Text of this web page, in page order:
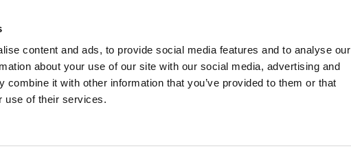
content and ads, to provide social media features and to analyse our
about your use of our site with our social media, advertising and
combine it with other information that you’ve provided to them or that
use of their services.
strokovnjake